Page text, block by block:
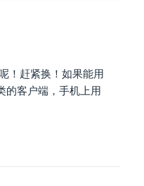
！赶紧换！如果能用
客户端，手机上用